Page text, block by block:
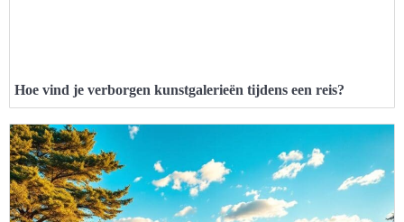
Hoe vind je verborgen kunstgalerieën tijdens een reis?